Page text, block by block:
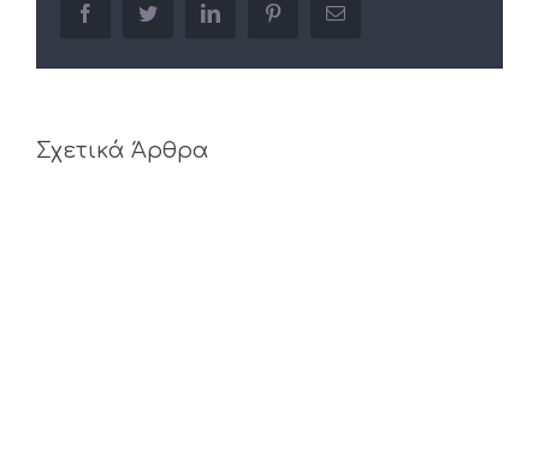
facebooktwitter linkedin pinterestEmail
Σχετικά Άρθρα